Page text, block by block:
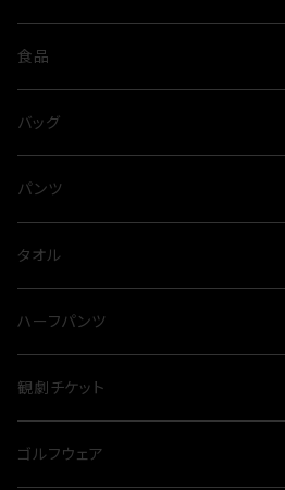
春夏
オールシーズン
スカート
ブラウス
タンクトップ
サロペット
カットソー
カーディガン
プルオーバー
アルガンオイル
シルバー
ネックレス
タイニーピン
食品
スパイス
出汁
とらふぐ
カレー
麺類
バッグ
パンツ
スウェット
裏毛
オールシーズン
タオル
ハーフパンツ
観劇チケット
ゴルフウェア